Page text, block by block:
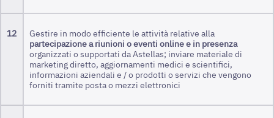
12
Gestire in modo efficiente le attività relative alla
partecipazione a riunioni o eventi online e in presenza
organizzati o supportati da Astellas; inviare materiale di
marketing diretto, aggiornamenti medici e scientifici,
informazioni aziendali e / o prodotti o servizi che vengono
forniti tramite posta o mezzi elettronici